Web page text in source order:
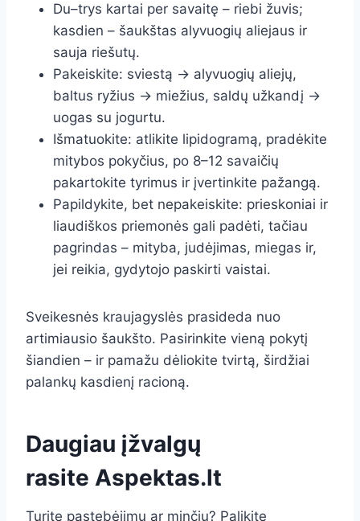
Du–trys kartai per savaitę – riebi žuvis;
kasdien – šaukštas alyvuogių aliejaus ir
sauja riešutų.
Pakeiskite: sviestą → alyvuogių aliejų,
baltus ryžius → miežius, saldų užkandį →
uogas su jogurtu.
Išmatuokite: atlikite lipidogramą, pradėkite
mitybos pokyčius, po 8–12 savaičių
pakartokite tyrimus ir įvertinkite pažangą.
Papildykite, bet nepakeiskite: prieskoniai ir
liaudiškos priemonės gali padėti, tačiau
pagrindas – mityba, judėjimas, miegas ir,
jei reikia, gydytojo paskirti vaistai.
Sveikesnės kraujagyslės prasideda nuo
artimiausio šaukšto. Pasirinkite vieną pokytį
šiandien – ir pamažu dėliokite tvirtą, širdžiai
palankų kasdienį racioną.
Daugiau įžvalgų
rasite Aspektas.lt
Turite pastebėjimų ar minčių? Palikite